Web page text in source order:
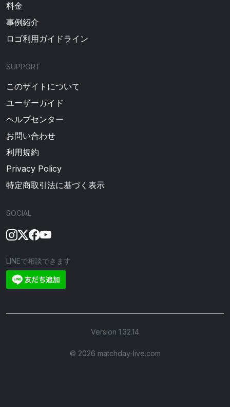
料金
事例紹介
ロゴ利用ガイドライン
SUPPORT
このサイトについて
ユーザーガイド
ヘルプセンター
お問い合わせ
利用規約
Privacy Policy
特定商取引法に基づく表示
SOCIAL
LINEで相談できます
Version 1.32.14
©︎ 2026 matchday-live.com